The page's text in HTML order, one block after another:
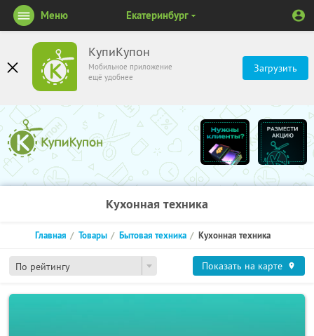
КупиКупон
Мобильное приложение
ещё удобнее
Загрузить
Меню Екатеринбург
Кухонная техника
По рейтингу
Главная Товары Бытовая техника Кухонная техника
Показать на карте